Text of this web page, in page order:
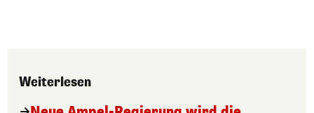
Weiterlesen